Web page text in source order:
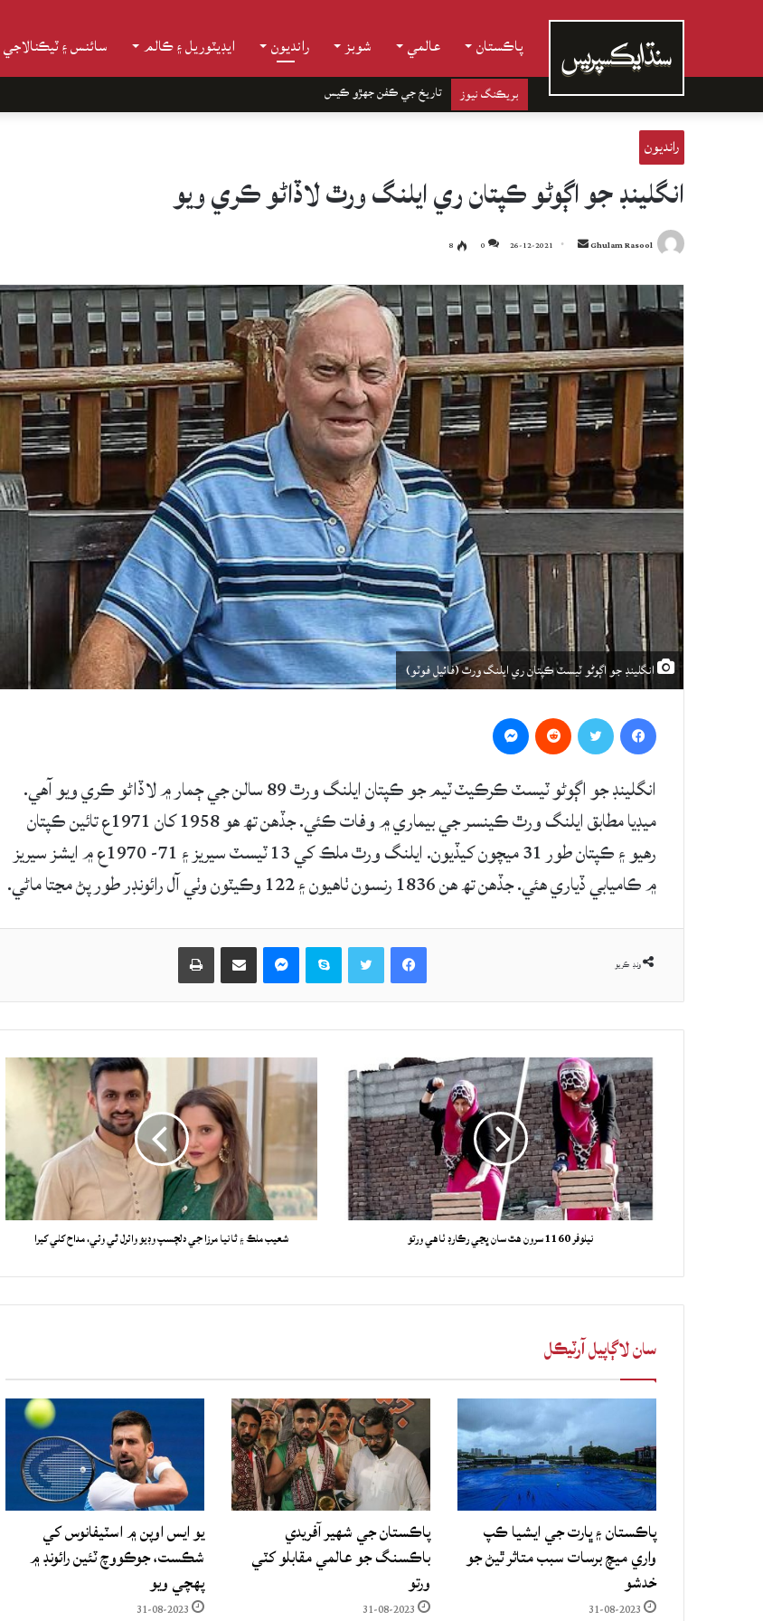
پاڪستان عالمي شوبز رانديون ايڊيٽوريل ۽ ڪالم سائنس ۽ ٽيڪنالاجي
بريڪنگ نيوز تاريخ جي ڪفن جھڙو ڪيس
رانديون
انگلينڊ جو اڳوڻو ڪپتان ري ايلنگ ورٿ لاڏاڻو ڪري ويو
Ghulam Rasool
Send
email
26-12-2021
0
8
انگلينڊ جو اڳوڻو ٽيسٽ ڪپتان ري ايلنگ ورٿ (فائيل فوٽو)
انگلينڊ جو اڳوڻو ٽيسٽ ڪرڪيٽ ٽيم جو ڪپتان ايلنگ ورٿ 89 سالن جي ڄمار ۾ لاڏاڻو ڪري ويو آهي.
ميڊيا مطابق ايلنگ ورٿ ڪينسر جي بيماري ۾ وفات ڪئي. جڏهن تھ هو 1958 کان 1971ع تائين ڪپتان
رهيو ۽ ڪپتان طور 31 ميچون کيڏيون. ايلنگ ورٿ ملڪ کي 13 ٽيسٽ سيريز ۽ 71- 1970ع ۾ ايشز سيريز
۾ ڪاميابي ڏياري هئي. جڏهن تھ هن 1836 رنسون ٺاهيون ۽ 122 وڪيٽون وٺي آل رائونڊر طور پڻ مڃتا ماڻي.
ونڊ ڪريو
Facebook
Skype حصيداري ڪريو اي ميل ذريعي
نيلوفر 1160 سرون هٿ سان ڀڃي رڪارڊ ٺاهي ورتو شعيب ملڪ ۽ ثانيا مرزا جي دلچسپ وڊيو وائرل ٿي وئي، مداح کلي کيرا
سان لاڳاپيل آرٽيڪل
پاڪستان ۽ ڀارت جي ايشيا ڪپ
واري ميچ برسات سبب متاثر ٿيڻ جو
خدشو
31-08-2023
پاڪستان جي شهير آفريدي
باڪسنگ جو عالمي مقابلو کٽي
ورتو
31-08-2023
يو ايس اوپن ۾ اسٽيفانوس کي
شڪست، جوڪووچ ٽئين رائونڊ ۾
پهچي ويو
31-08-2023